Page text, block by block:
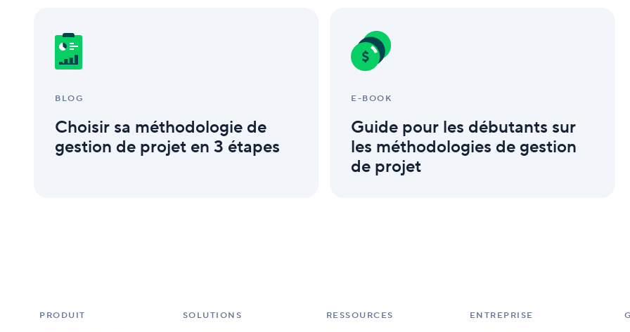
BLOG
Choisir sa méthodologie de
gestion de projet en 3 étapes
méthodologie
gestion
projet
étapes
E-BOOK
Guide pour les débutants sur
les méthodologies de gestion
de projet
débutants
méthodologies
gestion
projet
PRODUIT SOLUTIONS RESSOURCES ENTREPRISE